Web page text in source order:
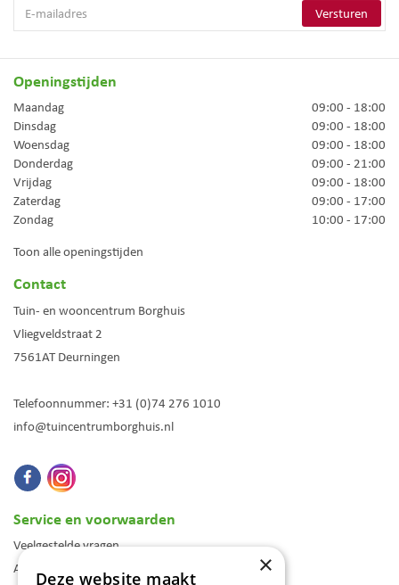
Openingstijden
Maandag
09:00 - 18:00
Dinsdag
09:00 - 18:00
Woensdag
09:00 - 18:00
Donderdag
09:00 - 21:00
Vrijdag
09:00 - 18:00
Zaterdag
09:00 - 17:00
Zondag
10:00 - 17:00
Toon alle openingstijden
Contact
Tuin- en wooncentrum Borghuis
Vliegveldstraat 2
7561AT Deurningen
Telefoonnummer: +31 (0)74 276 1010
info@tuincentrumborghuis.nl
Service en voorwaarden
Veelgestelde vragen
Algemene voorwaarden
×
Deze website maakt